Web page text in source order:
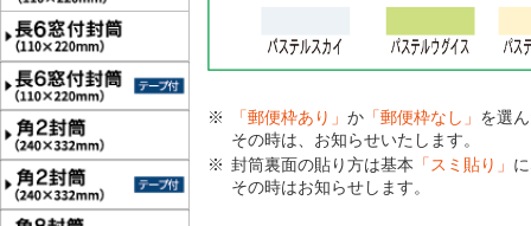
「郵便枠あり」 か 「郵便枠なし」 を選
その時は、お知らせいたします。
封筒裏面の貼り方は基本 「スミ貼り」
その時はお知らせします。